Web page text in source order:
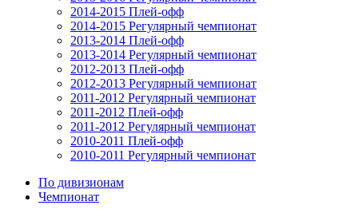
2014-2015 Плей-офф
2014-2015 Регулярный чемпионат
2013-2014 Плей-офф
2013-2014 Регулярный чемпионат
2012-2013 Плей-офф
2012-2013 Регулярный чемпионат
2011-2012 Регулярный чемпионат
2011-2012 Плей-офф
2011-2012 Регулярный чемпионат
2010-2011 Плей-офф
2010-2011 Регулярный чемпионат
По дивизионам
Чемпионат